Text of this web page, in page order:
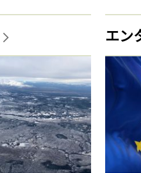
エン